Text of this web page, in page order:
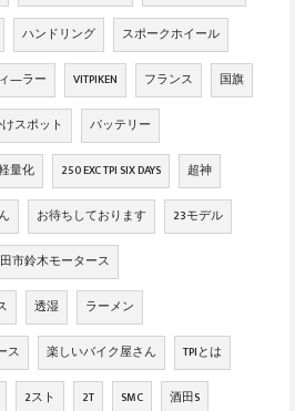
ハンドリング スポークホイール
―ラー VITPIKEN フランス 国旗
スポット バッテリー
量化 250 EXC TPI SIX DAYS 超神
お待ちしております 23モデル
市鈴木モータース
透湿 ラーメン
ス 楽しいバイク屋さん TPIとは
2スト 2T SMC 酒田S